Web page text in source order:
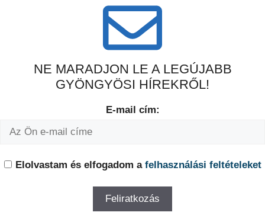
NE MARADJON LE A LEGÚJABB
GYÖNGYÖSI HÍREKRŐL!
E-mail cím:
Elolvastam és elfogadom a felhasználási feltételeket